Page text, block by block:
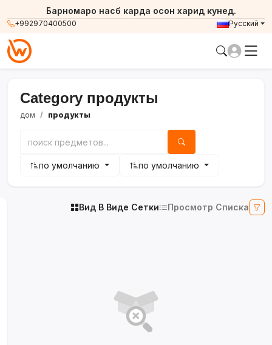
+992970400500
Барномаро насб карда осон харид кунед.
Русский
Category продукты
дом продукты
по умолчанию по умолчанию
Вид В Виде Сетки Просмотр Списка